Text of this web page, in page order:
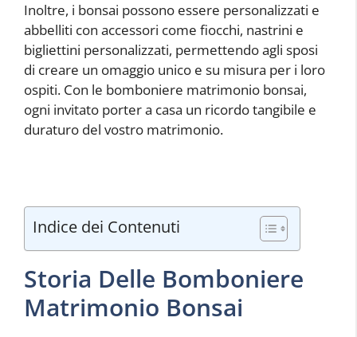
Inoltre, i bonsai possono essere personalizzati e
abbelliti con accessori come fiocchi, nastrini e
bigliettini personalizzati, permettendo agli sposi
di creare un omaggio unico e su misura per i loro
ospiti. Con le bomboniere matrimonio bonsai,
ogni invitato porter a casa un ricordo tangibile e
duraturo del vostro matrimonio.
Indice dei Contenuti
Storia Delle Bomboniere
Matrimonio Bonsai